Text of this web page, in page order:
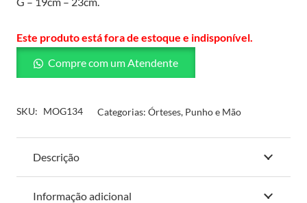
Este produto está fora de estoque e indisponível.
Compre com um Atendente
SKU: MOG134 Categorias: Órteses, Punho e Mão
Descrição
Informação adicional